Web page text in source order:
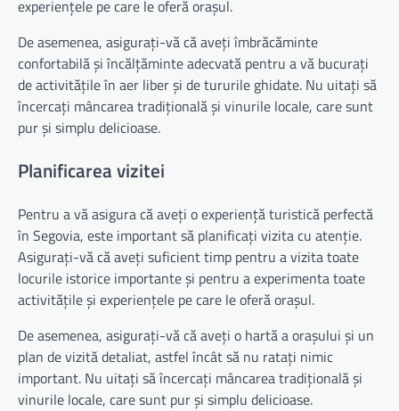
experiențele pe care le oferă orașul.
De asemenea, asigurați-vă că aveți îmbrăcăminte
confortabilă și încălțăminte adecvată pentru a vă bucurați
de activitățile în aer liber și de tururile ghidate. Nu uitați să
încercați mâncarea tradițională și vinurile locale, care sunt
pur și simplu delicioase.
Planificarea vizitei
Pentru a vă asigura că aveți o experiență turistică perfectă
în Segovia, este important să planificați vizita cu atenție.
Asigurați-vă că aveți suficient timp pentru a vizita toate
locurile istorice importante și pentru a experimenta toate
activitățile și experiențele pe care le oferă orașul.
De asemenea, asigurați-vă că aveți o hartă a orașului și un
plan de vizită detaliat, astfel încât să nu ratați nimic
important. Nu uitați să încercați mâncarea tradițională și
vinurile locale, care sunt pur și simplu delicioase.